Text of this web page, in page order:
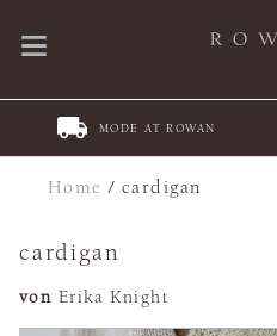
MODE AT ROWAN
Home /cardigan
cardigan
von Erika Knight